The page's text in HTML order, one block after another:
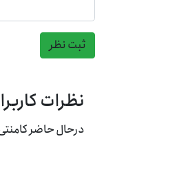
ثبت نظر
نظرات
درحال حاضر